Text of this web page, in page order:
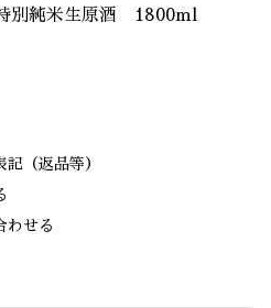
別純米生原酒 1800ml
（返品等）
わせる